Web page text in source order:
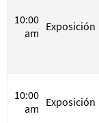
10:00
am Exposición
10:00
am Exposición